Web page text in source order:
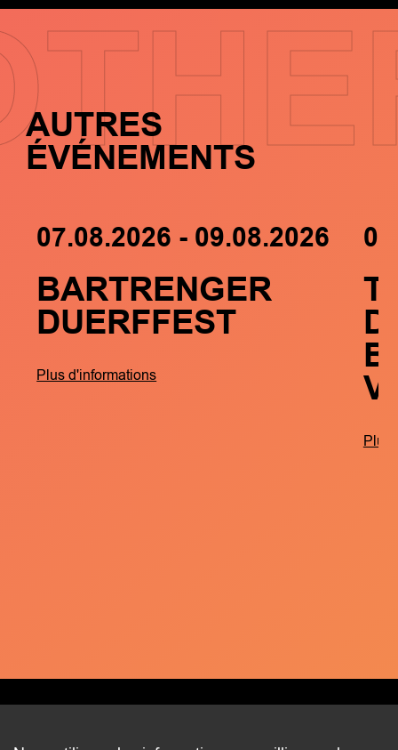
AUTRES
ÉVÉNEMENTS
07.08.2026 - 09.08.2026
BARTRENGER
DUERFFEST
Plus d'informations
Plus